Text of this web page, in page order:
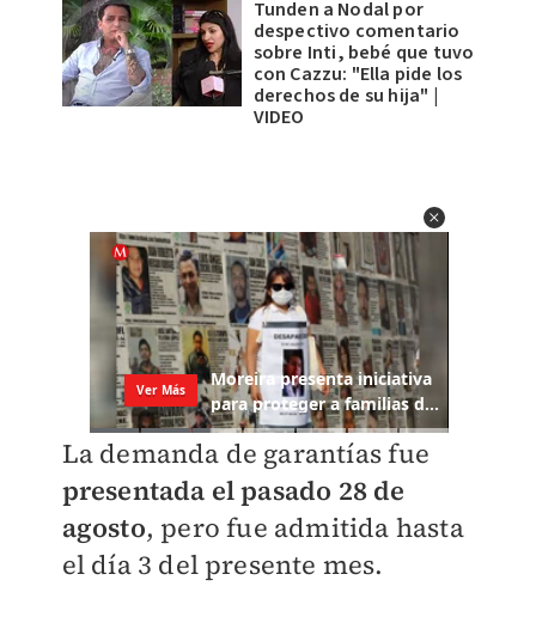
Tunden a Nodal por
despectivo comentario
sobre Inti, bebé que tuvo
con Cazzu: "Ella pide los
derechos de su hija" |
VIDEO
La demanda de garantías fue
presentada el pasado 28 de
agosto, pero fue admitida hasta
el día 3 del presente mes.